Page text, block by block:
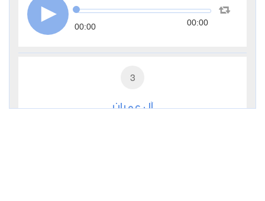
00:00 00:00
3
آل عمران